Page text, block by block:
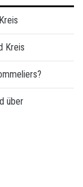
Kreis
über